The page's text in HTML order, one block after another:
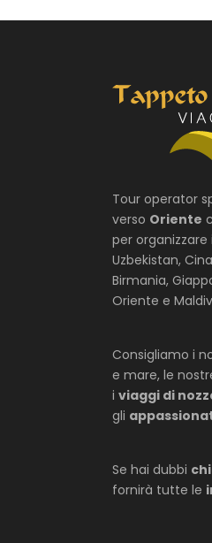
Tour operator
verso Oriente
per organizzare
Uzbekistan,
Birmania,
Oriente e
Consigliamo i
e mare, le
i viaggi di
gli
Se hai dubbi
fornirà tutte le